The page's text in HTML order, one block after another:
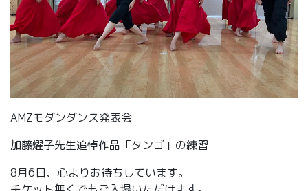
AMZモダンダンス発表会
加藤燿子先生追悼作品「タンゴ」の練習
8月6日、心よりお待ちしています。